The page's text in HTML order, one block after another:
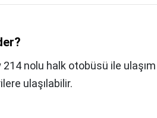
nolu halk otobüsü ile ulaşım
ulaşılabilir.